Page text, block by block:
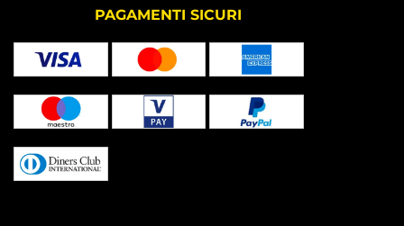
PAGAMENTI SICURI